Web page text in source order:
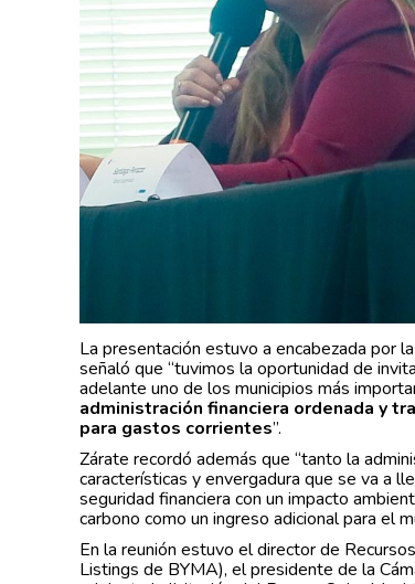
La presentación estuvo a encabezada por
señaló que “tuvimos la oportunidad de
adelante uno de los municipios más
administración financiera ordenada y
para gastos corrientes”.
Zárate recordó además que “tanto la
características y envergadura que se va a
seguridad financiera con un impacto
carbono como un ingreso adicional para el
En la reunión estuvo el director de
Listings de BYMA), el presidente de la